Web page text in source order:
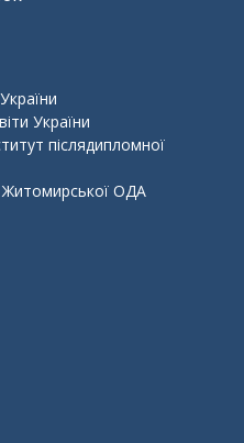
України
післядипломної
Житомирської ОДА